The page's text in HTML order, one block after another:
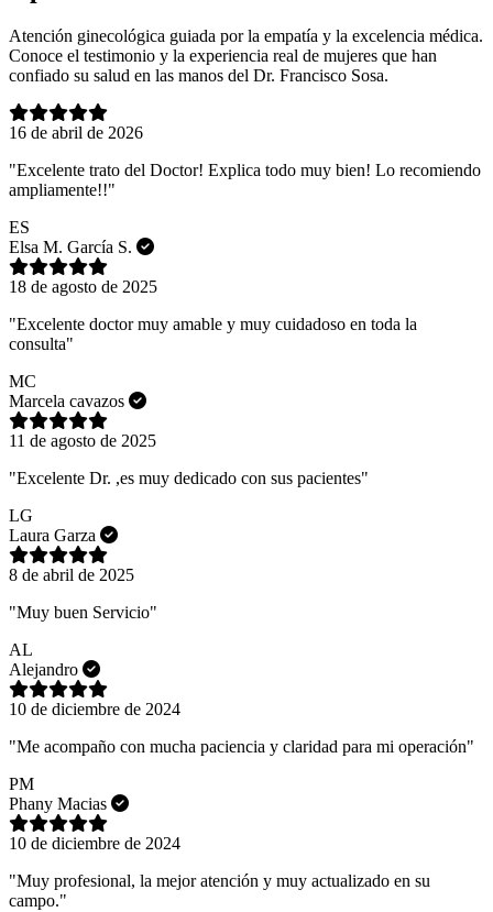
Atención ginecológica guiada por la empatía y la excelencia médica.
Conoce el testimonio y la experiencia real de mujeres que han
confiado su salud en las manos del Dr. Francisco Sosa.
16 de abril de 2026
"Excelente trato del Doctor! Explica todo muy bien! Lo recomiendo
ampliamente!!"
ES
Elsa M. García S.
18 de agosto de 2025
"Excelente doctor muy amable y muy cuidadoso en toda la
consulta"
MC
Marcela cavazos
11 de agosto de 2025
"Excelente Dr. ,es muy dedicado con sus pacientes"
LG
Laura Garza
8 de abril de 2025
"Muy buen Servicio"
AL
Alejandro
10 de diciembre de 2024
"Me acompaño con mucha paciencia y claridad para mi operación"
PM
Phany Macias
10 de diciembre de 2024
"Muy profesional, la mejor atención y muy actualizado en su
campo."